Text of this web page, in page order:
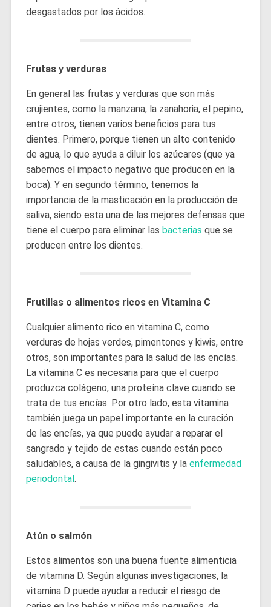
desgastados por los ácidos.
Frutas y verduras
En general las frutas y verduras que son más
crujientes, como la manzana, la zanahoria, el pepino,
entre otros, tienen varios beneficios para tus
dientes. Primero, porque tienen un alto contenido
de agua, lo que ayuda a diluir los azúcares (que ya
sabemos el impacto negativo que producen en la
boca). Y en segundo término, tenemos la
importancia de la masticación en la producción de
saliva, siendo esta una de las mejores defensas que
tiene el cuerpo para eliminar las bacterias que se
producen entre los dientes.
Frutillas o alimentos ricos en Vitamina C
Cualquier alimento rico en vitamina C, como
verduras de hojas verdes, pimentones y kiwis, entre
otros, son importantes para la salud de las encías.
La vitamina C es necesaria para que el cuerpo
produzca colágeno, una proteína clave cuando se
trata de tus encías. Por otro lado, esta vitamina
también juega un papel importante en la curación
de las encías, ya que puede ayudar a reparar el
sangrado y tejido de estas cuando están poco
saludables, a causa de la gingivitis y la enfermedad
periodontal.
Atún o salmón
Estos alimentos son una buena fuente alimenticia
de vitamina D. Según algunas investigaciones, la
vitamina D puede ayudar a reducir el riesgo de